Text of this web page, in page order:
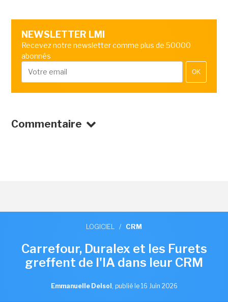
NEWSLETTER LMI
Recevez notre newsletter comme plus de 50000
abonnés
OK
Commentaire
LOGICIEL / CRM
Carrefour, Duralex et les Furets
greffent de l'IA dans leur CRM
Emmanuelle Delsol , publié le 16 Juin 2026